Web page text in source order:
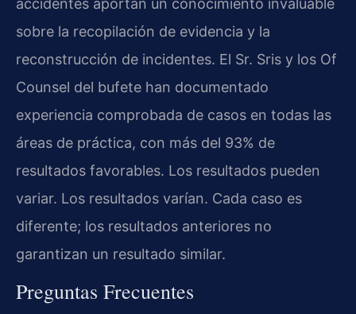
accidentes aportan un conocimiento invaluable
sobre la recopilación de evidencia y la
reconstrucción de incidentes. El Sr. Sris y los Of
Counsel del bufete han documentado
experiencia comprobada de casos en todas las
áreas de práctica, con más del 93% de
resultados favorables. Los resultados pueden
variar. Los resultados varían. Cada caso es
diferente; los resultados anteriores no
garantizan un resultado similar.
Preguntas Frecuentes